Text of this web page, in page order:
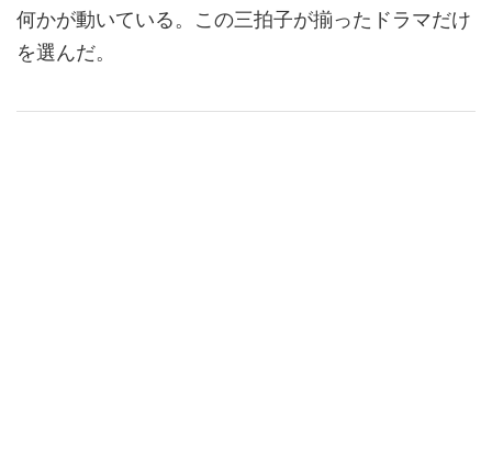
何かが動いている。この三拍子が揃ったドラマだけ
を選んだ。